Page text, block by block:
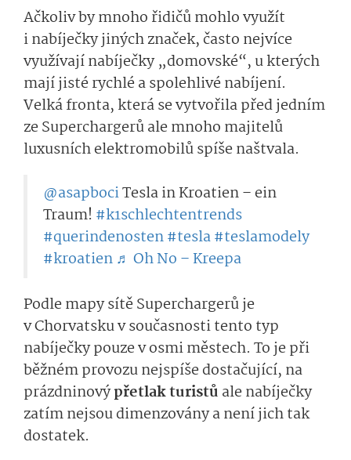
Ačkoliv by mnoho řidičů mohlo využít
i nabíječky jiných značek, často nejvíce
využívají nabíječky „domovské“, u kterých
mají jisté rychlé a spolehlivé nabíjení.
Velká fronta, která se vytvořila před jedním
ze Superchargerů ale mnoho majitelů
luxusních elektromobilů spíše naštvala.
@asapbociTesla in Kroatien – ein
Traum! #k1schlechten­trends
#querindenosten#tesla#teslamodely
#kroatien ♬ Oh No – Kreepa
Podle mapy sítě Superchargerů je
v Chorvatsku v současnosti tento typ
nabíječky pouze v osmi městech. To je při
běžném provozu nejspíše dostačující, na
prázdninovýpřetlak turistů ale nabíječky
zatím nejsou dimenzovány a není jich tak
dostatek.